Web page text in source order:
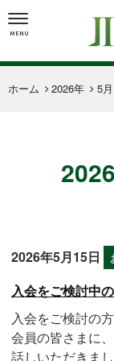
MENU
ホーム 2026年 5月
2026年5月15日
入会をご検討中
入会をご検討の
会員の皆さまに
話しいただきま